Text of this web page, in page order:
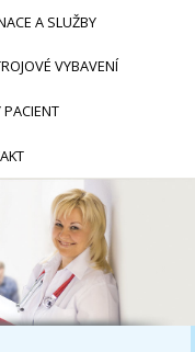
A SLUŽBY
VYBAVENÍ